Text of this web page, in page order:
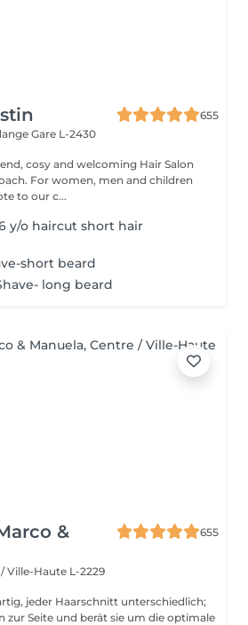
655
Gare L-2430
cosy and welcoming Hair Salon
For women, men and children
note to our c...
y/o haircut short hair
short beard
long beard
&
655
Ville-Haute L-2229
jeder Haarschnitt unterschiedlich;
zur Seite und berät sie um die optimale